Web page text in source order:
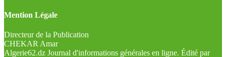
Mention Légale
Directeur de la Publication
CHEKAR Amar
Algerie62.dz Journal d'informations générales en ligne. Édité par